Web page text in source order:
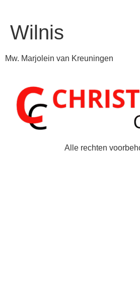
Wilnis
Mw. Marjolein van Kreuningen
Alle rechten